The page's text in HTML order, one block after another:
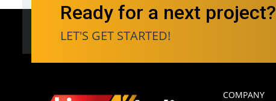
Ready for a next project?
LET'S GET STARTED!
COMPANY